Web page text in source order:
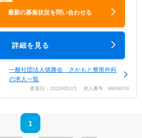
最新の募集状況を問い合わせる
詳細を見る
一般社団法人徳勝会 さかもと整形外科
の求人一覧
更新日：2026/05/15 求人番号：9863079
1